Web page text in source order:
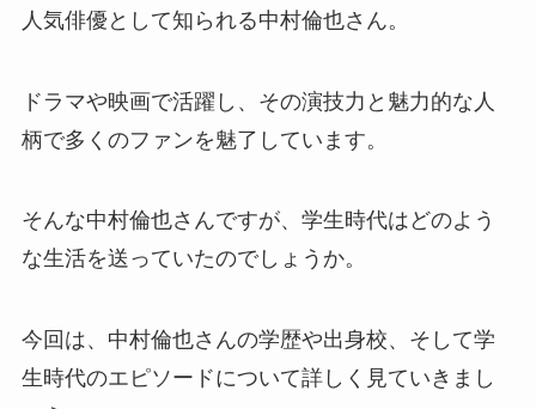
人気俳優として知られる中村倫也さん。
ドラマや映画で活躍し、その演技力と魅力的な人
柄で多くのファンを魅了しています。
そんな中村倫也さんですが、学生時代はどのよう
な生活を送っていたのでしょうか。
今回は、中村倫也さんの学歴や出身校、そして学
生時代のエピソードについて詳しく見ていきまし